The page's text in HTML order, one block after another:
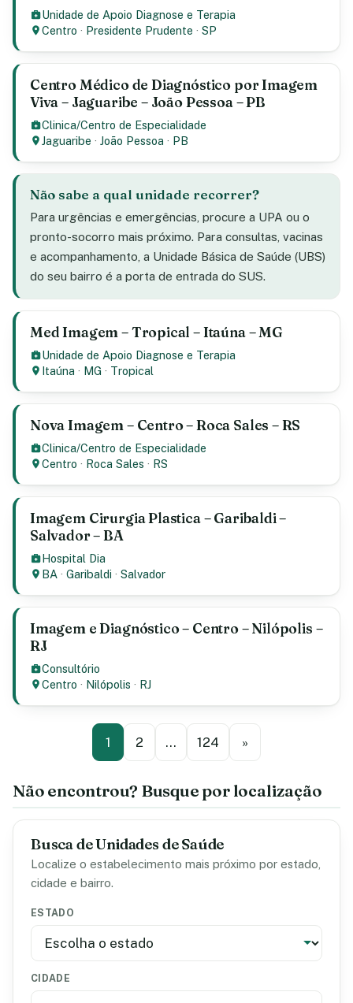
Unidade de Apoio Diagnose e Terapia
Centro · Presidente Prudente ·SP
Centro Médico de Diagnóstico por Imagem
Viva – Jaguaribe – João Pessoa – PB
Clinica/Centro de Especialidade
Jaguaribe ·João Pessoa · PB
Não sabe a qual unidade recorrer?
Para urgências e emergências, procure a UPA ou o
pronto-socorro mais próximo. Para consultas, vacinas
e acompanhamento, a Unidade Básica de Saúde (UBS)
do seu bairro é a porta de entrada do SUS.
Med Imagem – Tropical – Itaúna – MG
Unidade de Apoio Diagnose e Terapia
Itaúna · MG · Tropical
Nova Imagem – Centro – Roca Sales – RS
Clinica/Centro de Especialidade
Centro · Roca Sales · RS
Imagem Cirurgia Plastica – Garibaldi –
Salvador – BA
Hospital Dia
BA ·Garibaldi ·Salvador
Imagem e Diagnóstico – Centro – Nilópolis –
RJ
Consultório
Centro · Nilópolis · RJ
1 2 … 124 »
Não encontrou? Busque por localização
Busca de Unidades de Saúde
Localize o estabelecimento mais próximo por estado,
cidade e bairro.
ESTADO
CIDADE